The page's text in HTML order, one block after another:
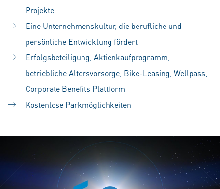
Projekte
Eine Unternehmenskultur, die berufliche und
persönliche Entwicklung fördert
Erfolgsbeteiligung, Aktienkaufprogramm,
betriebliche Altersvorsorge, Bike-Leasing, Wellpass,
Corporate Benefits Plattform
Kostenlose Parkmöglichkeiten